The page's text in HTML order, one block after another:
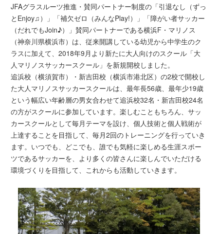
JFAグラスルーツ推進・賛同パートナー制度の「引退なし（ずっ
とEnjoy♫）」「補欠ゼロ（みんなPlay!）」「障がい者サッカー
（だれでもJoin♪）」賛同パートナーである横浜F・ マリノス
（神奈川県横浜市）は、従来開講している幼児から中学生のク
ラスに加えて、2018年9月より新たに大人向けのスクール 「大
人マリノスサッカースクール」を新規開校しました。
追浜校（横須賀市）・新吉田校（横浜市港北区）の2校で開校し
た大人マリノスサッカースクールは、最年長56歳、最年少19歳
と いう幅広い年齢層の男女合わせて追浜校32名・新吉田校24名
の方がスクールに参加しています。楽しむこともちろん、サッ
カースクールとして毎月テーマを設け、個人技術と個人戦術が
上達することを目指して、毎月2回のトレーニングを行っていき
ます。いつでも、どこでも、誰でも気軽に楽しめる生涯スポー
ツであるサッカーを、より多くの皆さんに楽しんでいただける
環境づくりを目指して、これからも活動していきます。